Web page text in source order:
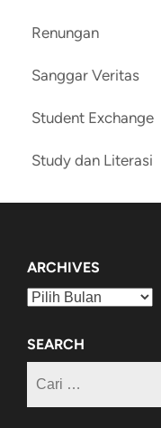
Renungan
Sanggar Veritas
Student Exchange
Study dan Literasi
ARCHIVES
Archives
SEARCH